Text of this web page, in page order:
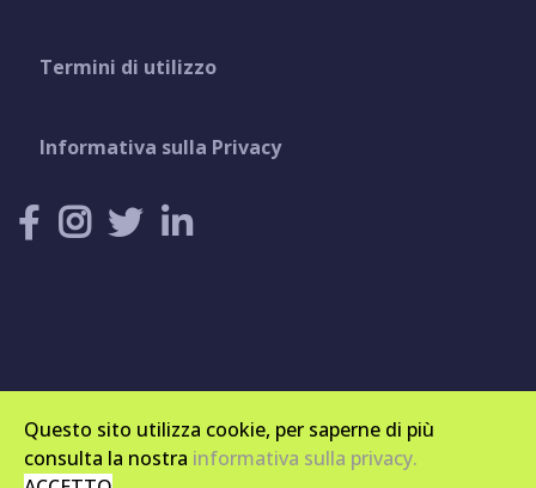
Termini di utilizzo
Informativa sulla Privacy
© 2014-2026. Tutti i Diritti sono Riservati.
Creato & Costruito daTech Your Life
Questo sito utilizza cookie, per saperne di più
consulta la nostra informativa sulla privacy.